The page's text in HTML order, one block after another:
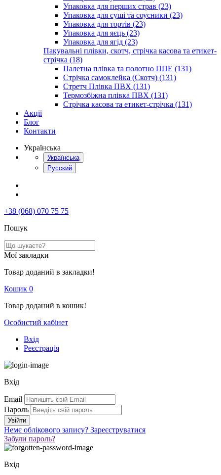
Упаковка для перших страв (23)
Упаковка для суші та соусники (23)
Упаковка для тортів (23)
Упаковка для яєць (23)
Упаковка для ягід (23)
Пакувальні плівки, скотч, стрічка касова та етикет-
стрічка (18)
Палетна плівка та полотно ППЕ (131)
Стрічка самоклейка (Скотч) (131)
Стретч Плівка ПВХ (131)
Термозбіжна плівка ПВХ (131)
Стрічка касова та етикет-стрічка (131)
Акції
Блог
Контакти
Українська
Українська
Русский
+38 (068) 070 75 75
Пошук
Мої закладки
Товар доданий в закладки!
Кошик 0
Товар доданий в кошик!
Особистий кабінет
Вхід
Реєстрація
Вхід
Email
Пароль
Немє облікового запису? Зареєструватися
Забули пароль?
Вхід